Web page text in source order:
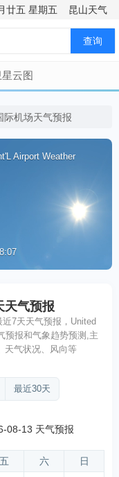
廿五 星期五 昆山天气
查询
星云图
际机场天气预报
Airport Weather
天气预报
7天天气预报，United
预报和气象趋势预测,主
天气状况、风向等
最近30天
08-13 天气预报
五 六 日